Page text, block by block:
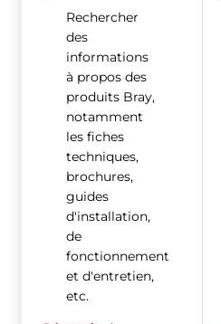
Rechercher
des
informations
à propos des
produits Bray,
notamment
les fiches
techniques,
brochures,
guides
d'installation,
de
fonctionnement
et d'entretien,
etc.